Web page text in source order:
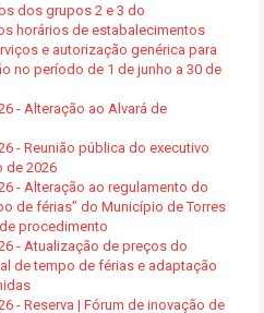
dos grupos 2 e 3 do
horários de estabalecimentos
e autorização genérica para
no período de 1 de junho a 30 de
- Alteração ao Alvará de
- Reunião pública do executivo
de 2026
- Alteração ao regulamento do
de férias” do Município de Torres
procedimento
- Atualização de preços do
de tempo de férias e adaptação
- Reserva | Fórum de inovação de